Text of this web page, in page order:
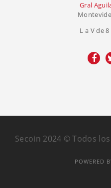
Gral
L a V de
Secoin 2024 © Todos
POWERED